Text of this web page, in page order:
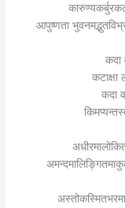
आपुष्णता
कदा
कटाक्षा
कदा